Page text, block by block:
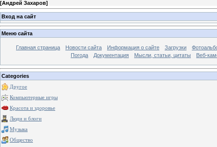
[Андрей Захаров]
Вход на сайт
Меню сайта
Главная страница Новости сайта Информация о сайте Загрузки
Погода
Документация Мысли, статьи, цитаты Веб-
Categories
Другое
Компьютерные игры
Красота и здоровье
Люди и блоги
Музыка
Общество